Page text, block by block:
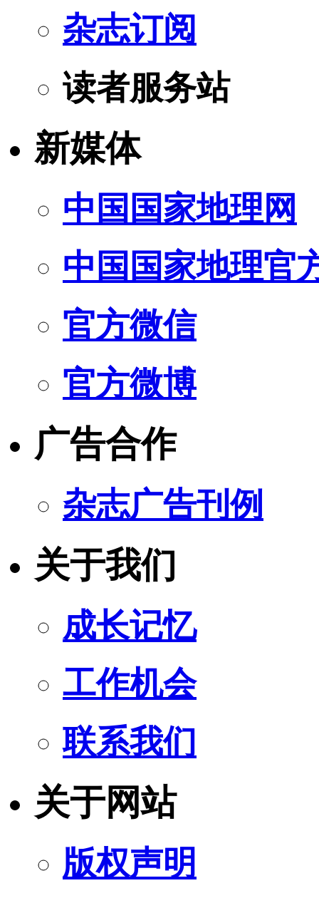
杂志订阅
读者服务站
新媒体
中国国家地理网
中国国家地理官
官方微信
官方微博
广告合作
杂志广告刊例
关于我们
成长记忆
工作机会
联系我们
关于网站
版权声明